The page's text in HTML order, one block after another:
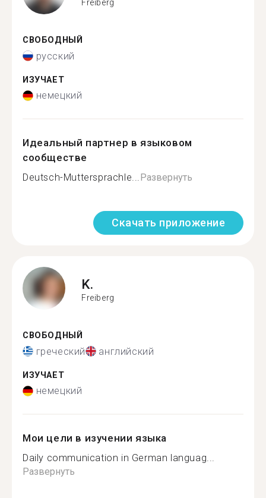
Freiberg
СВОБОДНЫЙ
русский
ИЗУЧАЕТ
немецкий
Идеальный партнер в языковом
сообществе
Deutsch-Muttersprachle...Развернуть
Скачать приложение
K.
Freiberg
СВОБОДНЫЙ
греческий английский
ИЗУЧАЕТ
немецкий
Мои цели в изучении языка
Daily communication in German languag...
Развернуть